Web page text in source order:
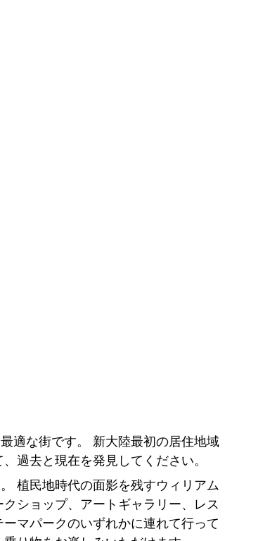
適な街です。 新大陸最初の居住地域
過去と現在を発見してください。
植民地時代の面影を残すウィリアム
ショップ、アートギャラリー、レス
マパークのいずれかに連れて行って